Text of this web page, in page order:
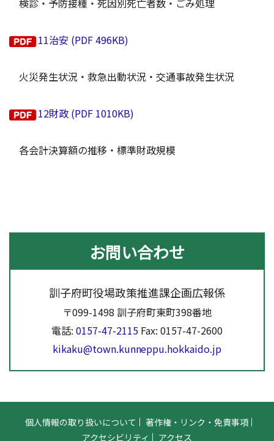
検診・予防接種・死因別死亡者数・ごみ処理
11治安 (PDF 496KB)
火災発生状況・救急出動状況・交通事故発生状況
12財政 (PDF 1010KB)
各会計決算額の推移・標準財政規模
お問い合わせ
訓子府町役場政策推進課企画広報係
〒099-1498 訓子府町東町398番地
電話:0157-47-2115 Fax: 0157-47-2600
kikaku@town.kunneppu.hokkaido.jp
個人情報の取り扱いについて
著作権・リンク・免責事項
アクセシビリティ
アクセス